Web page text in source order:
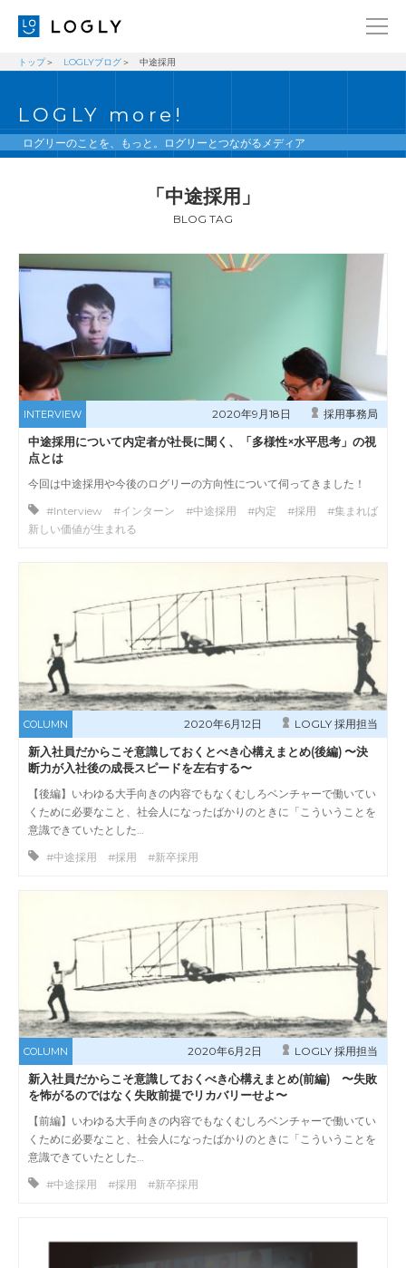
日本語
経営理念
メッセージ
事業内容
採用情報
IR
お問い合わせ
トップ LOGLYブログ 中途採用
LOGLY more!
ログリーのことを、もっと。ログリーとつながるメディア
「中途採用」
BLOG TAG
INTERVIEW 2020年9月18日 採用事務局
中途採用について内定者が社長に聞く、「多様性×水平思考」の視
点とは
今回は中途採用や今後のログリーの方向性について伺ってきました！
#Interview #インターン #中途採用 #内定 #採用 #集まれば
新しい価値が生まれる
COLUMN 2020年6月12日 LOGLY 採用担当
新入社員だからこそ意識しておくとべき心構えまとめ(後編) 〜決
断力が入社後の成長スピードを左右する〜
【後編】いわゆる大手向きの内容でもなくむしろベンチャーで働いてい
くために必要なこと、社会人になったばかりのときに「こういうことを
意識できていたとした…
#中途採用 #採用 #新卒採用
COLUMN 2020年6月2日 LOGLY 採用担当
新入社員だからこそ意識しておくべき心構えまとめ(前編) 〜失敗
を怖がるのではなく失敗前提でリカバリーせよ〜
【前編】いわゆる大手向きの内容でもなくむしろベンチャーで働いてい
くために必要なこと、社会人になったばかりのときに「こういうことを
意識できていたとした…
#中途採用 #採用 #新卒採用